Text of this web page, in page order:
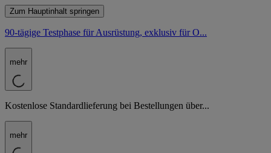
Zum Hauptinhalt springen
90-tägige Testphase für Ausrüstung, exklusiv für O...
mehr
Kostenlose Standardlieferung bei Bestellungen über...
mehr